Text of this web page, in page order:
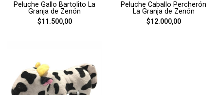
Peluche Gallo Bartolito La
Granja de Zenón
$11.500,00
Peluche Caballo Percherón
La Granja de Zenón
$12.000,00